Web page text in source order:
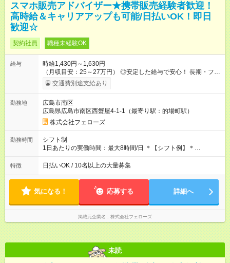
スマホ販売アドバイザー★携帯販売経験者歓迎！
高時給＆キャリアアップも可能/日払いOK！即日
歓迎☆
契約社員 職種未経験OK
給与
時給1,430円～1,630円
（月収目安：25～27万円） ◎安定した給与で安心！ 長期・フル
タイムで勤務いただける方にお越しいただきたいと思っていま
す。シフトが削られることはないので、安定した給与が入りま
たいという人もいると思います。このあたりは柔軟に対応する
ので、お気軽にご相談ください！ ※2ヶ月の試用期間がありま
す。その間の給与・待遇に変更はありません。 【試用期間】試
用期間あり 試用期間の長さ：2ヶ月 雇用形態、給与は本採用時
と同じです。
交通費別途支給あり
勤務地
広島市南区
広島県広島市南区西蟹屋4-1-1（最寄り駅：的場町駅）
株式会社フェローズ
勤務時間
シフト制
1日あたりの実働時間：最大8時間/日 ＊【シフト例】＊
(1) 10:00～19:00 (2) 11:00～20:00 (3) 12:00～21:00 など ◎
いずれも実働8時間・休憩1時間です。中抜けシフトなどはあり
たい」などあれば相談に応じますのでおっしゃってください！
特徴 日払いOK / 10名以上の大量募集
気になる！ 応募する 詳細へ
掲載元企業名 株式会社フェローズ
未読